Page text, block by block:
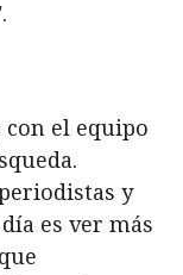
el equipo
y
es ver más